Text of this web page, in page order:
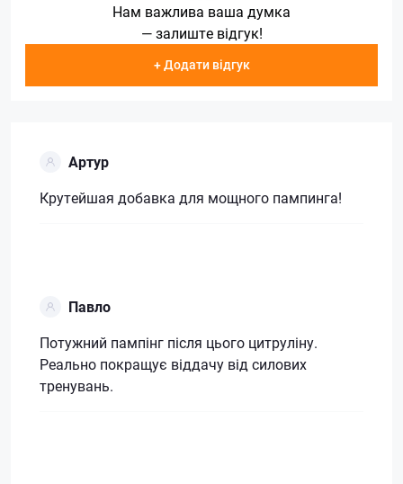
Нам важлива ваша думка
— залиште відгук!
+ Додати відгук
Артур
Крутейшая добавка для мощного пампинга!
Павло
Потужний пампінг після цього цитруліну.
Реально покращує віддачу від силових
тренувань.